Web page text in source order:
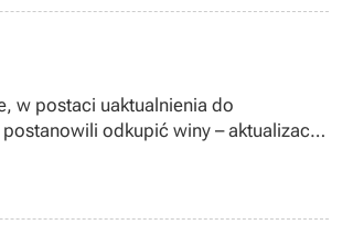
w postaci uaktualnienia do
postanowili odkupić winy – aktualizacja